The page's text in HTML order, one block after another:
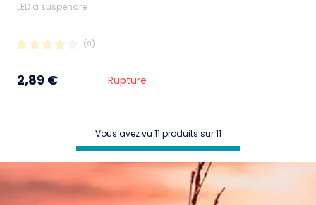
LED à suspendre
(9)
2,89 € Rupture
Vous avez vu 11 produits sur 11